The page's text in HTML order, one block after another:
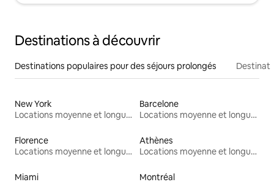
Destinations à découvrir
Destinations populaires pour des séjours prolongés
New York
Locations moyenne et longue durée
Barcelone
Locations moyenne et longue durée
Florence
Locations moyenne et longue durée
Athènes
Locations moyenne et longue durée
Miami Montréal